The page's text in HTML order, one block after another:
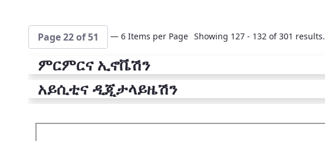
Page 22 of 51 — 6 Items per Page Showing 127 - 132 of 301 results.
ምርምርና ኢኖቬሽን
አይሲቲና ዲጂታላይዜሽን